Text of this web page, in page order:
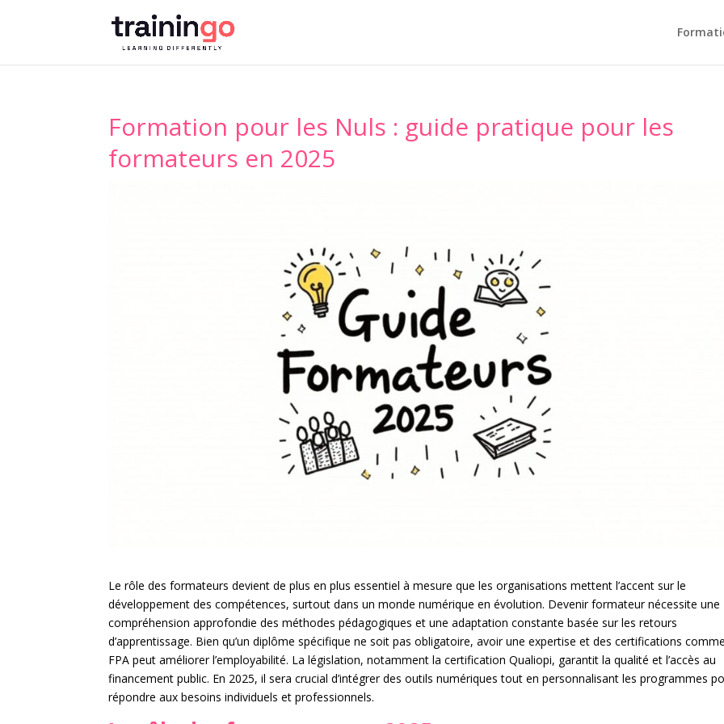
Formation pour les Nuls : guide pratique pour les
formateurs en 2025
Le rôle des formateurs devient de plus en plus essentiel à mesure que les organisations mettent l’accent sur le
développement des compétences, surtout dans un monde numérique en évolution. Devenir formateur nécessite une
compréhension approfondie des méthodes pédagogiques et une adaptation constante basée sur les retours
d’apprentissage. Bien qu’un diplôme spécifique ne soit pas obligatoire, avoir une expertise et des certifications
FPA peut améliorer l’employabilité. La législation, notamment la certification Qualiopi, garantit la qualité et l’accès au
financement public. En 2025, il sera crucial d’intégrer des outils numériques tout en personnalisant les programmes
répondre aux besoins individuels et professionnels.